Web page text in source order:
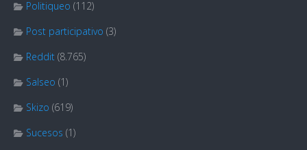
Politiqueo (112)
Post participativo (3)
Reddit (8.765)
Salseo (1)
Skizo (619)
Sucesos (1)